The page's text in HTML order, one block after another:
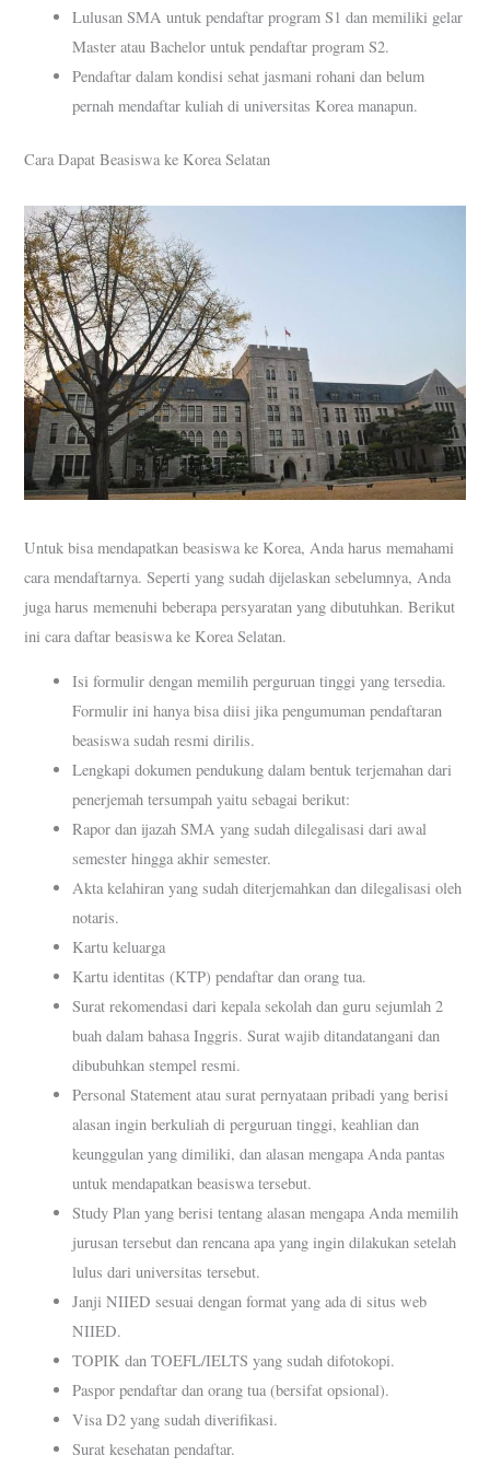
Lulusan SMA untuk pendaftar program S1 dan memiliki gelar
Master atau Bachelor untuk pendaftar program S2.
Pendaftar dalam kondisi sehat jasmani rohani dan belum
pernah mendaftar kuliah di universitas Korea manapun.
Cara Dapat Beasiswa ke Korea Selatan
Untuk bisa mendapatkan beasiswa ke Korea, Anda harus memahami
cara mendaftarnya. Seperti yang sudah dijelaskan sebelumnya, Anda
juga harus memenuhi beberapa persyaratan yang dibutuhkan. Berikut
ini cara daftar beasiswa ke Korea Selatan.
Isi formulir dengan memilih perguruan tinggi yang tersedia.
Formulir ini hanya bisa diisi jika pengumuman pendaftaran
beasiswa sudah resmi dirilis.
Lengkapi dokumen pendukung dalam bentuk terjemahan dari
penerjemah tersumpah yaitu sebagai berikut:
Rapor dan ijazah SMA yang sudah dilegalisasi dari awal
semester hingga akhir semester.
Akta kelahiran yang sudah diterjemahkan dan dilegalisasi oleh
notaris.
Kartu keluarga
Kartu identitas (KTP) pendaftar dan orang tua.
Surat rekomendasi dari kepala sekolah dan guru sejumlah 2
buah dalam bahasa Inggris. Surat wajib ditandatangani dan
dibubuhkan stempel resmi.
Personal Statement atau surat pernyataan pribadi yang berisi
alasan ingin berkuliah di perguruan tinggi, keahlian dan
keunggulan yang dimiliki, dan alasan mengapa Anda pantas
untuk mendapatkan beasiswa tersebut.
Study Plan yang berisi tentang alasan mengapa Anda memilih
jurusan tersebut dan rencana apa yang ingin dilakukan setelah
lulus dari universitas tersebut.
Janji NIIED sesuai dengan format yang ada di situs web
NIIED.
TOPIK dan TOEFL/IELTS yang sudah difotokopi.
Paspor pendaftar dan orang tua (bersifat opsional).
Visa D2 yang sudah diverifikasi.
Surat kesehatan pendaftar.